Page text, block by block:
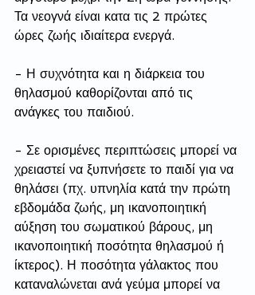
Τα νεογνά είναι κατα τις 2 πρώτες
ώρες ζωής ιδιαίτερα ενεργά.
- Η συχνότητα και η διάρκεια του
θηλασμού καθορίζονται από τις
ανάγκες του παιδιού.
- Σε ορισμένες περιπτώσεις μπορεί να
χρειαστεί να ξυπνήσετε το παιδί για να
θηλάσει (πχ. υπνηλία κατά την πρώτη
εβδομάδα ζωής, μη ικανοποιητική
αύξηση του σωματικού βάρους, μη
ικανοποιητική ποσότητα θηλασμού ή
ίκτερος). Η ποσότητα γάλακτος που
καταναλώνεται ανά γεύμα μπορεί να